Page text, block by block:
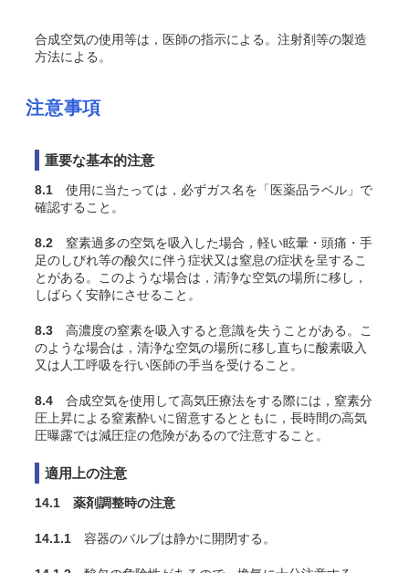
合成空気の使用等は，医師の指示による。注射剤等の製造
方法による。
注意事項
重要な基本的注意
8.1 使用に当たっては，必ずガス名を「医薬品ラベル」で
確認すること。
8.2 窒素過多の空気を吸入した場合，軽い眩暈・頭痛・手
足のしびれ等の酸欠に伴う症状又は窒息の症状を呈するこ
とがある。このような場合は，清浄な空気の場所に移し，
しばらく安静にさせること。
8.3 高濃度の窒素を吸入すると意識を失うことがある。こ
のような場合は，清浄な空気の場所に移し直ちに酸素吸入
又は人工呼吸を行い医師の手当を受けること。
8.4 合成空気を使用して高気圧療法をする際には，窒素分
圧上昇による窒素酔いに留意するとともに，長時間の高気
圧曝露では減圧症の危険があるので注意すること。
適用上の注意
14.1 薬剤調整時の注意
14.1.1 容器のバルブは静かに開閉する。